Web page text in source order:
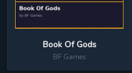
Book Of Gods
BF Games